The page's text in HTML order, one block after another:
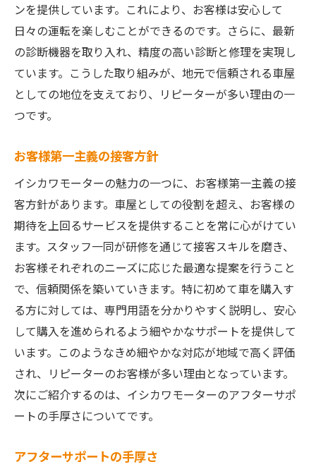
ンを提供しています。これにより、お客様は安心して
日々の運転を楽しむことができるのです。さらに、最新
の診断機器を取り入れ、精度の高い診断と修理を実現し
ています。こうした取り組みが、地元で信頼される車屋
としての地位を支えており、リピーターが多い理由の一
つです。
お客様第一主義の接客方針
イシカワモーターの魅力の一つに、お客様第一主義の接
客方針があります。車屋としての役割を超え、お客様の
期待を上回るサービスを提供することを常に心がけてい
ます。スタッフ一同が研修を通じて接客スキルを磨き、
お客様それぞれのニーズに応じた最適な提案を行うこと
で、信頼関係を築いていきます。特に初めて車を購入す
る方に対しては、専門用語を分かりやすく説明し、安心
して購入を進められるよう細やかなサポートを提供して
います。このようなきめ細やかな対応が地域で高く評価
され、リピーターのお客様が多い理由となっています。
次にご紹介するのは、イシカワモーターのアフターサポ
ートの手厚さについてです。
アフターサポートの手厚さ